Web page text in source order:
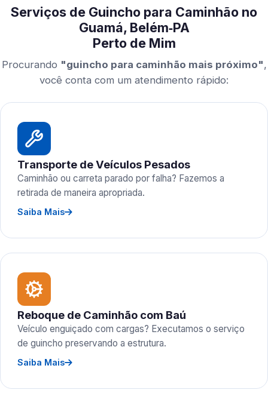
Serviços de Guincho para Caminhão no
Guamá, Belém‑PA
Perto de Mim
Procurando "guincho para caminhão mais próximo",
você conta com um atendimento rápido:
Transporte de Veículos Pesados
Caminhão ou carreta parado por falha? Fazemos a
retirada de maneira apropriada.
Saiba Mais
Reboque de Caminhão com Baú
Veículo enguiçado com cargas? Executamos o serviço
de guincho preservando a estrutura.
Saiba Mais